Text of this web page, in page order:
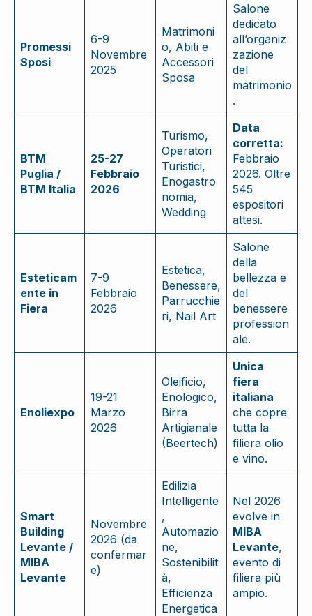
Promessi
Sposi
6-9
Novembre
2025
Matrimoni
o, Abiti e
Accessori
Sposa
Salone
dedicato
all’organiz
zazione
del
matrimonio
.
BTM
Puglia /
BTM Italia
25-27
Febbraio
2026
Turismo,
Operatori
Turistici,
Enogastro
nomia,
Wedding
Data
corretta:
Febbraio
2026. Oltre
545
espositori
attesi.
Esteticam
ente in
Fiera
7-9
Febbraio
2026
Estetica,
Benessere,
Parrucchie
ri, Nail Art
Salone
della
bellezza e
del
benessere
profession
ale.
Enoliexpo
19-21
Marzo
2026
Oleificio,
Enologico,
Birra
Artigianale
(Beertech)
Unica
fiera
italiana
che copre
tutta la
filiera olio
e vino.
Smart
Building
Levante /
MIBA
Levante
Novembre
2026 (da
confermar
e)
Edilizia
Intelligente
,
Automazio
ne,
Sostenibilit
à,
Efficienza
Energetica
Nel 2026
evolve in
MIBA
Levante,
evento di
filiera più
ampio.